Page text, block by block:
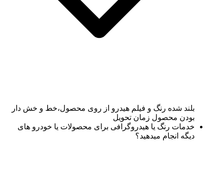
بلند شده رنگ و فیلم هیدرو از روی محصول،خط و خش دار
بودن محصول زمان تحویل
خدمات رنگ یا هیدروگرافی برای محصولات یا خودرو های
دیگه انجام میدهید؟